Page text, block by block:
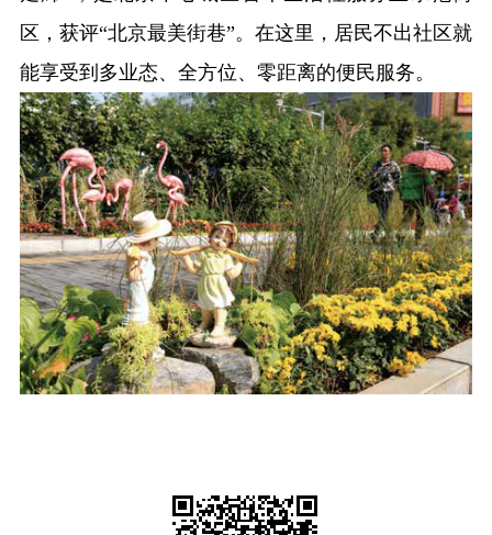
区，获评“北京最美街巷”。在这里，居民不出社区就
能享受到多业态、全方位、零距离的便民服务。